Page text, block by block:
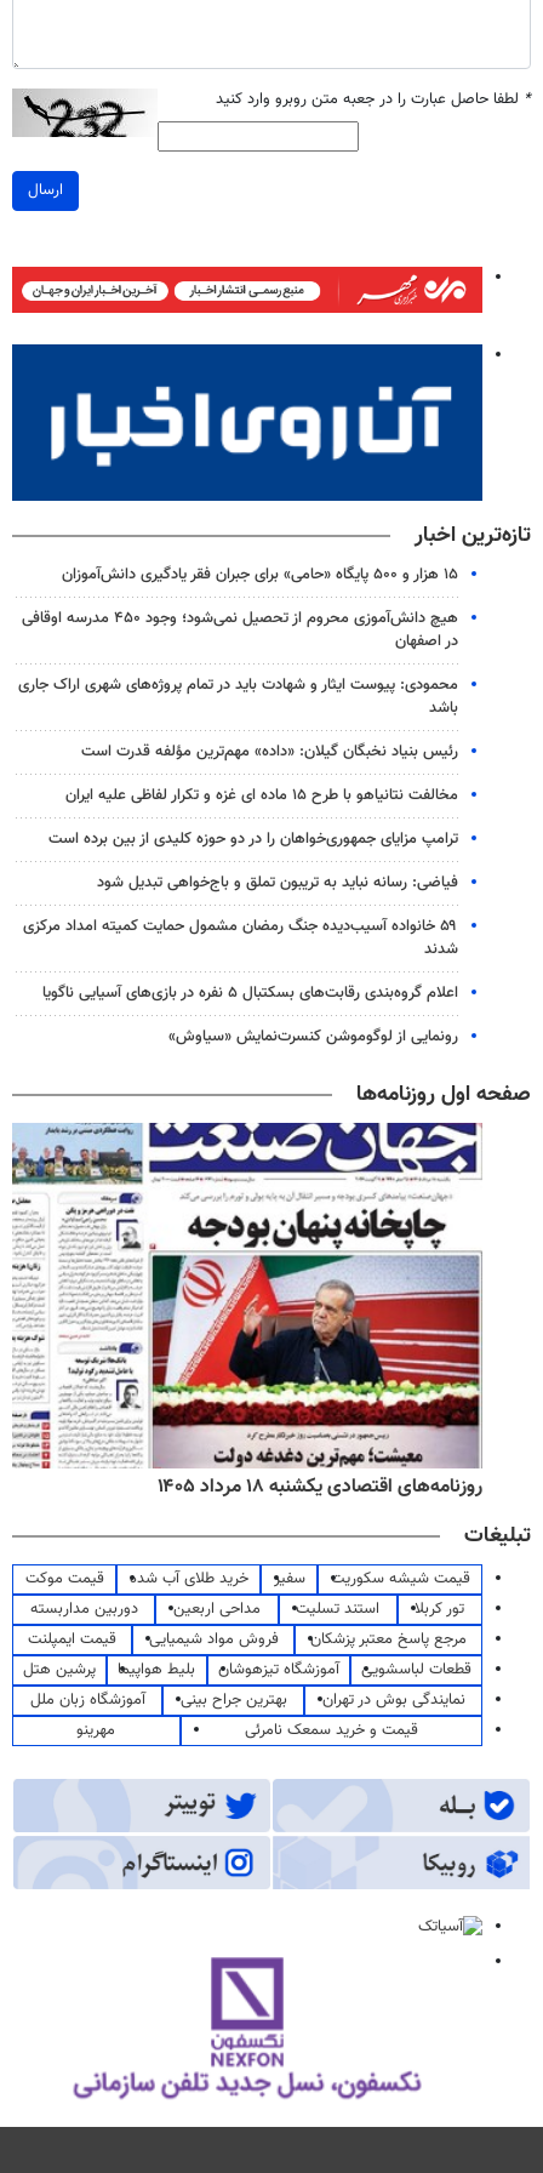
* لطفا حاصل عبارت را در جعبه متن روبرو وارد کنید
ارسال
تازه‌ترین اخبار
۱۵ هزار و ۵۰۰ پایگاه «حامی» برای جبران فقر یادگیری دانش‌آموزان
هیچ دانش‌آموزی محروم از تحصیل نمی‌شود؛ وجود ۴۵۰ مدرسه اوقافی
در اصفهان
محمودی: پیوست ایثار و شهادت باید در تمام پروژه‌های شهری اراک جاری
باشد
رئیس بنیاد نخبگان گیلان: «داده» مهم‌ترین مؤلفه قدرت است
مخالفت نتانیاهو با طرح ۱۵ ماده ای غزه و تکرار لفاظی علیه ایران
ترامپ مزایای جمهوری‌خواهان را در دو حوزه کلیدی از بین برده است
فیاضی: رسانه نباید به تریبون تملق و باج‌خواهی تبدیل شود
۵۹ خانواده آسیب‌دیده جنگ رمضان مشمول حمایت کمیته امداد مرکزی
شدند
اعلام گروه‌بندی رقابت‌های بسکتبال ۵ نفره در بازی‌های آسیایی ناگویا
رونمایی از لوگوموشن کنسرت‌نمایش «سیاوش»
صفحه اول روزنامه‌ها
روزنامه‌های اقتصادی یکشنبه ۱۸ مرداد ۱۴۰۵
تبلیغات
قیمت شیشه سکوریت سفیر خرید طلای آب شده
قیمت موکت
تور کربلا
استند تسلیت مداحی اربعین
دوربین مداربسته
مرجع پاسخ معتبر پزشکان
فروش مواد شیمیایی
قیمت ایمپلنت
قطعات لباسشویی
آموزشگاه تیزهوشان بلیط هواپیما
پرشین هتل
نمایندگی بوش در تهران
بهترین جراح بینی
آموزشگاه زبان ملل
قیمت و خرید سمعک نامرئی
مهرینو